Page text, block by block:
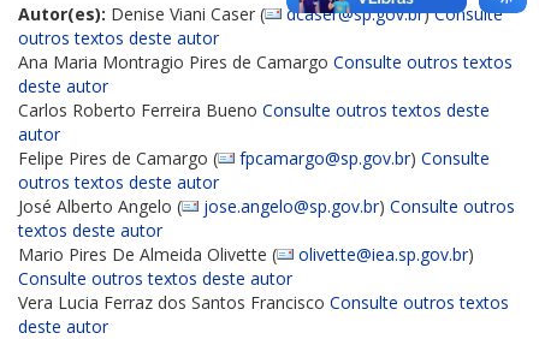
Autor(es): Denise Viani Caser ( dcaser@sp.gov.br)Consulte
outros textos deste autor
Ana Maria Montragio Pires de Camargo Consulte outros textos
deste autor
Carlos Roberto Ferreira Bueno Consulte outros textos deste
autor
Felipe Pires de Camargo (
fpcamargo@sp.gov.br) Consulte
outros textos deste autor
José Alberto Angelo (
jose.angelo@sp.gov.br) Consulte outros
textos deste autor
Mario Pires De Almeida Olivette (
olivette@iea.sp.gov.br)
Consulte outros textos deste autor
Vera Lucia Ferraz dos Santos Francisco Consulte outros textos
deste autor